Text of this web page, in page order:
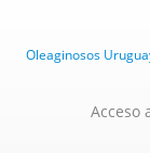
Acceso